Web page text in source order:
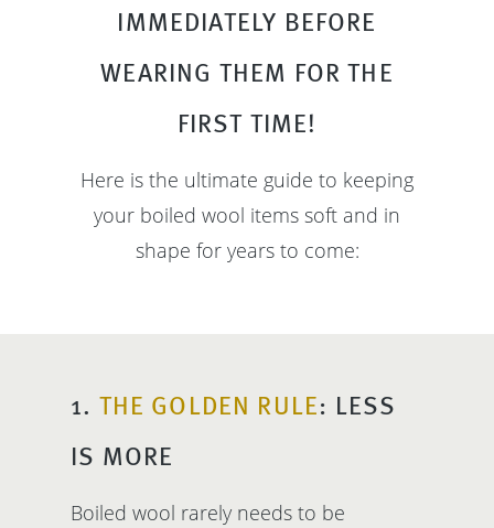
IMMEDIATELY BEFORE
WEARING THEM FOR THE
FIRST TIME!
Here is the ultimate guide to keeping
your boiled wool items soft and in
shape for years to come:
1. THE GOLDEN RULE: LESS
IS MORE
Boiled wool rarely needs to be